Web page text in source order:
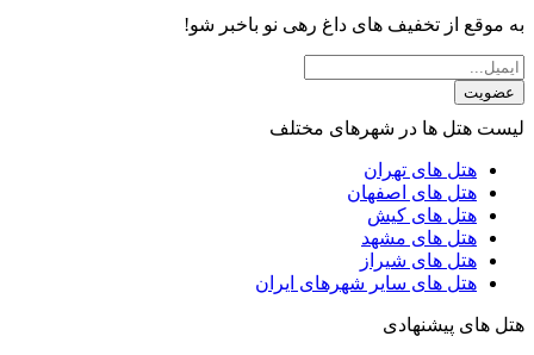
به موقع از تخفیف های داغ رهی نو باخبر شو!
عضویت
لیست هتل ها در شهرهای مختلف
هتل های تهران
هتل های اصفهان
هتل های کیش
هتل های مشهد
هتل های شیراز
هتل های سایر شهرهای ایران
هتل های پیشنهادی